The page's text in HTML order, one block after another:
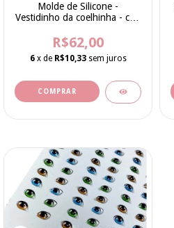
Molde de Silicone -
Vestidinho da coelhinha - cod
R$62,00
6 x de R$10,33 sem juros